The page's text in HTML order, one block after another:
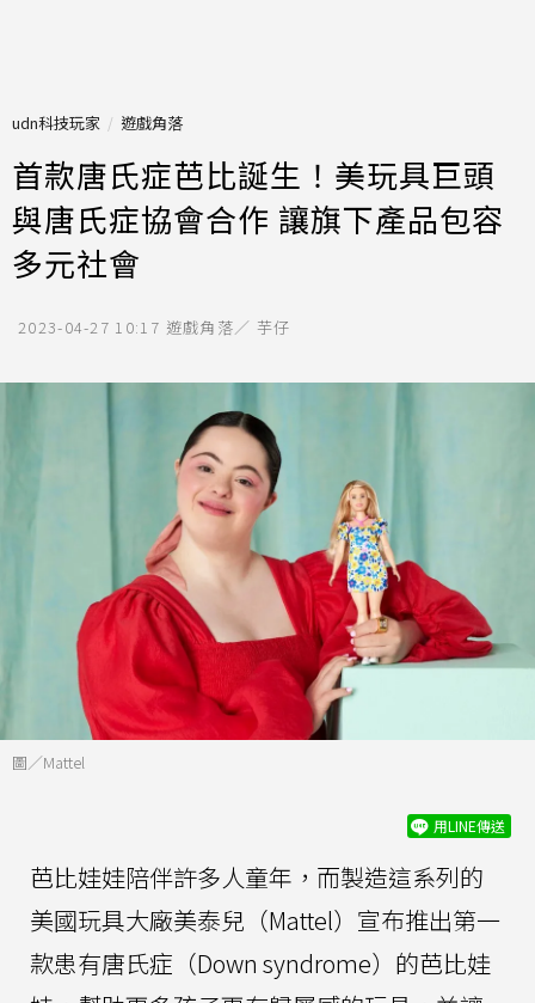
udn科技玩家 遊戲角落
首款唐氏症芭比誕生！美玩具巨頭
與唐氏症協會合作 讓旗下產品包容
多元社會
2023-04-27 10:17 遊戲角落／ 芋仔
圖／Mattel
用LINE傳送
芭比娃娃陪伴許多人童年，而製造這系列的
美國玩具大廠美泰兒（Mattel）宣布推出第一
款患有唐氏症（Down syndrome）的芭比娃